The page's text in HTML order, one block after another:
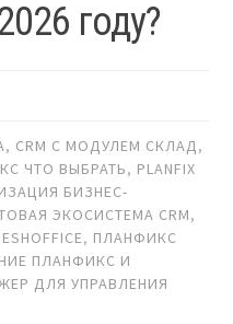
году?
, CRM С МОДУЛЕМ СКЛАД ,
ЧТО ВЫБРАТЬ, PLANFIX
БИЗНЕС-
ЭКОСИСТЕМА CRM,
, ПЛАНФИКС
ПЛАНФИКС И
ДЛЯ УПРАВЛЕНИЯ